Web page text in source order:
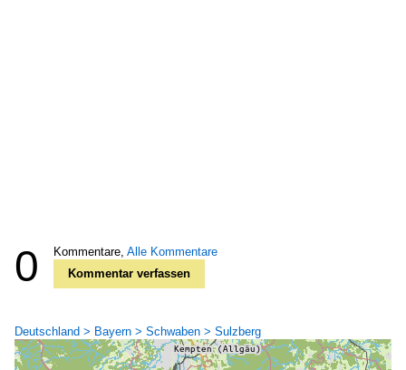
0 Kommentare, Alle Kommentare
Kommentar verfassen
Deutschland > Bayern > Schwaben > Sulzberg